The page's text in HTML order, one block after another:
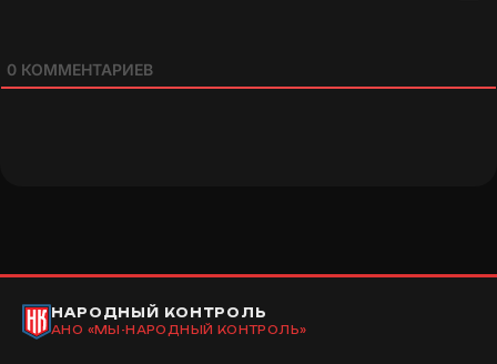
0 КОММЕНТАРИЕВ
НАРОДНЫЙ КОНТРОЛЬ
АНО «МЫ-НАРОДНЫЙ КОНТРОЛЬ»